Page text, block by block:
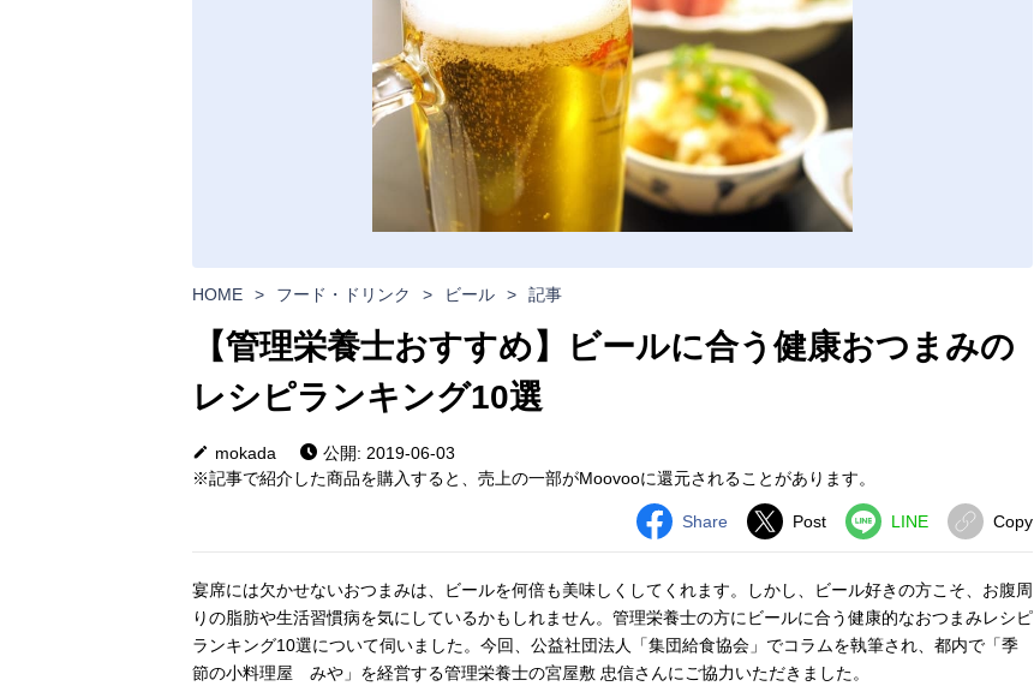
HOME > フード・ドリンク > ビール > 記事
【管理栄養士おすすめ】ビールに合う健康おつまみの
レシピランキング10選
mokada
公開: 2019-06-03
※記事で紹介した商品を購入すると、売上の一部がMoovooに還元されることがあります。
Share Post LINE Copy
宴席には欠かせないおつまみは、ビールを何倍も美味しくしてくれます。しかし、ビール好きの方こそ、お腹周
りの脂肪や生活習慣病を気にしているかもしれません。管理栄養士の方にビールに合う健康的なおつまみレシピ
ランキング10選について伺いました。今回、公益社団法人「集団給食協会」でコラムを執筆され、都内で「季
節の小料理屋 みや」を経営する管理栄養士の宮屋敷 忠信さんにご協力いただきました。